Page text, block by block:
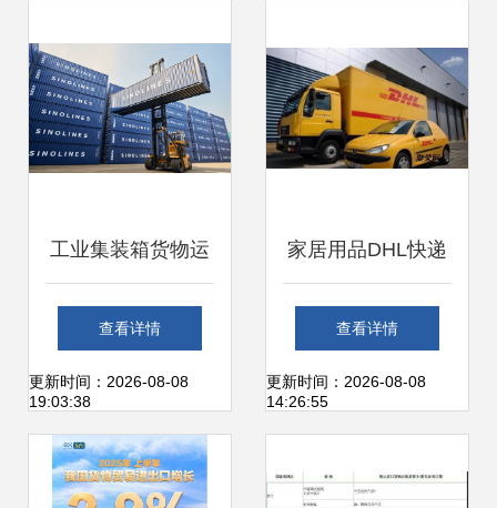
工业集装箱货物运
输的进出口系统管
理与堆场优化
查看详情
更新时间：2026-08-08
19:03:38
家居用品DHL快递
进口报关清关全流
程指南 从货件到放
查看详情
更新时间：2026-08-08
14:26:55